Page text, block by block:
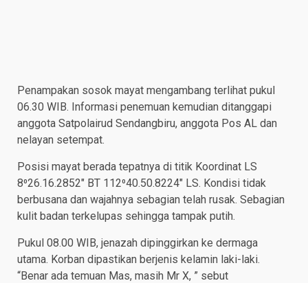
Penampakan sosok mayat mengambang terlihat pukul
06.30 WIB. Informasi penemuan kemudian ditanggapi
anggota Satpolairud Sendangbiru, anggota Pos AL dan
nelayan setempat.
Posisi mayat berada tepatnya di titik Koordinat LS
8⁰26.16.2852″ BT 112⁰40.50.8224″ LS. Kondisi tidak
berbusana dan wajahnya sebagian telah rusak. Sebagian
kulit badan terkelupas sehingga tampak putih.
Pukul 08.00 WIB, jenazah dipinggirkan ke dermaga
utama. Korban dipastikan berjenis kelamin laki-laki.
“Benar ada temuan Mas, masih Mr X, ” sebut